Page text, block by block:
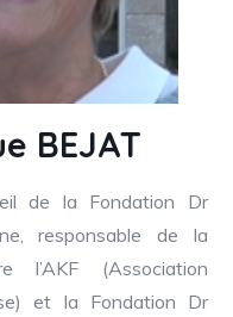
BEJAT
de la Fondation Dr
responsable de la
l’AKF (Association
et la Fondation Dr